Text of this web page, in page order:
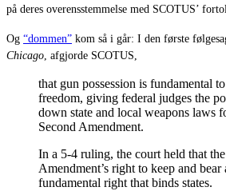
på deres overensstemmelse med SCOTUS’
Og “dommen” kom så i går: I den første
Chicago, afgjorde SCOTUS,
that gun possession is fundamental
freedom, giving federal judges the
down state and local weapons laws
Second Amendment.
In a 5-4 ruling, the court held that
Amendment’s right to keep and bear
fundamental right that binds states.